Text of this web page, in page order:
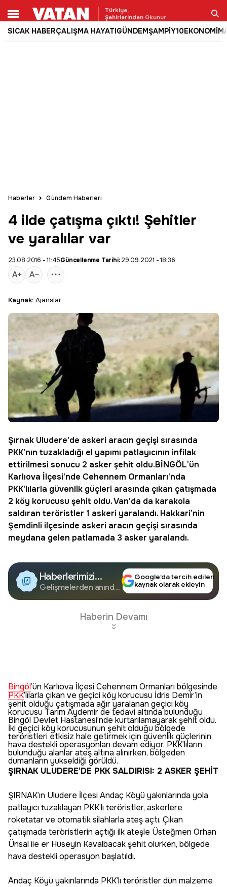
Türkiye,
Şehirlerinden Okunur
SICAK HABERÇALIŞMA HAYATIGÜNDEMŞAMPİY10EKONOMİ
Ara
Haberler Gündem Haberleri
4 ilde çatışma çıktı! Şehitler
ve yaralılar var
23.08.2016 - 11:45Güncellenme Tarihi:29.09.2021 - 18:36
Kaynak: Ajanslar
Şırnak Uludere'de askeri aracın geçişi sırasında
PKK'nın tuzakladığı el yapımı patlayıcının infilak
ettirilmesi sonucu 2 asker şehit oldu.BİNGÖL'ün
Karlıova İlçesi'nde Cehennem Ormanları'nda
PKK'lılarla güvenlik güçleri arasında çıkan çatışmada
2 köy korucusu şehit oldu.Van'da da karakola
saldıran teröristler 1 askeri yaralandı. Hakkari’nin
Şemdinli ilçesinde askeri aracın geçişi sırasında
meydana gelen patlamada 3 asker yaralandı.
Haberlerimizi
Google'da Takip
Edin
Gelişmelerden anında
Google’da tercih edilen
kaynak olarak ekleyin
Haberin Devamı
Bingöl’ün Karlıova İlçesi Cehennem Ormanları bölgesinde
PKK’lılarla çıkan ve geçici köy korucusu İdris Demir’in
şehit olduğu çatışmada ağır yaralanan geçici köy
korucusu Tarım Aydemir de tedavi altında bulunduğu
Bingöl Devlet Hastanesi’nde kurtarılamayarak şehit oldu.
İki geçici köy korucusunun şehit olduğu bölgede
teröristleri etkisiz hale getirmek için güvenlik güçlerinin
hava destekli operasyonları devam ediyor. PKK’lıların
bulunduğu alanlar ateş altına alınırken, bölgeden
dumanların yükseldiği görüldü.
ŞIRNAK ULUDERE’DE PKK SALDIRISI: 2 ASKER ŞEHİT
ŞIRNAK’ın Uludere İlçesi Andaç Köyü yakınlarında yola
patlayıcı tuzaklayan PKK’lı teröristler, askerlere
roketatar ve otomatik silahlarla ateş açtı. Çıkan
çatışmada teröristlerin açtığı ilk ateşle Üsteğmen Orhan
Ünsal ile er Hüseyin Kavalbacak şehit olurken, bölgede
hava destekli operasyon başlatıldı.
Andaç Köyü yakınlarında PKK’lı teröristler dün malzeme